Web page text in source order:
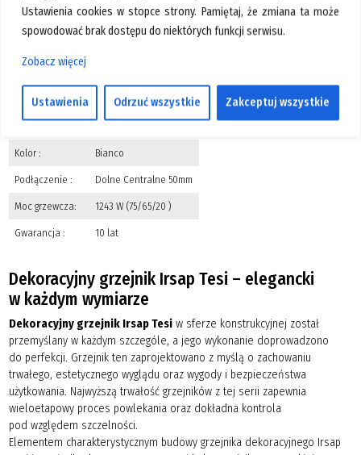
Ustawienia cookies w stopce strony. Pamiętaj, że zmiana ta może
spowodować brak dostępu do niektórych funkcji serwisu.
Zobacz więcej
Ustawienia Odrzuć wszystkie Zakceptuj wszystkie
Szerokość (mm):
Kolor : Bianco
Podłączenie : Dolne Centralne 50mm
Moc grzewcza: 1243 W (75/65/20 )
Gwarancja : 10 lat
Dekoracyjny grzejnik Irsap Tesi – elegancki
w każdym wymiarze
Dekoracyjny grzejnik Irsap Tesiw sferze konstrukcyjnej został
przemyślany w każdym szczególe, a jego wykonanie doprowadzono
do perfekcji. Grzejnik ten zaprojektowano z myślą o zachowaniu
trwałego, estetycznego wyglądu oraz wygody i bezpieczeństwa
użytkowania. Najwyższą trwałość grzejników z tej serii zapewnia
wieloetapowy proces powlekania oraz dokładna kontrola
pod względem szczelności.
Elementem charakterystycznym budowy grzejnika dekoracyjnego Irsap